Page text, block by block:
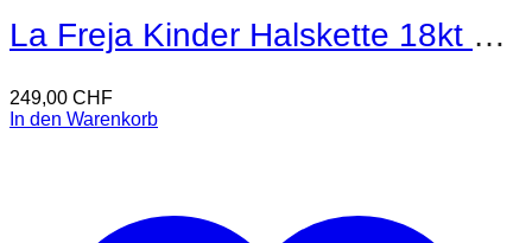
La Freja Kinder Halskette 18kt Gold
249,00 CHF
In den Warenkorb